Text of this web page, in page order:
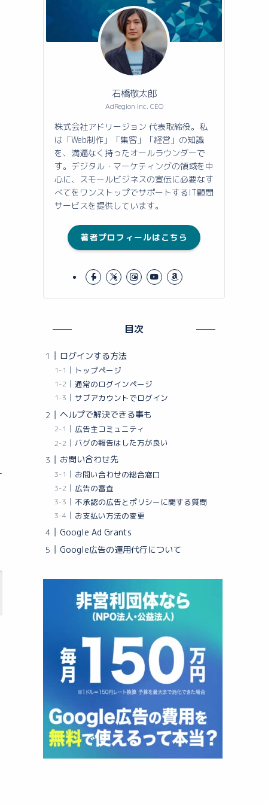
石橋敬太郎
AdRegion Inc. CEO
株式会社アドリージョン 代表取締役。私
は「Web制作」「集客」「経営」の知識
を、満遍なく持ったオールラウンダーで
す。デジタル・マーケティングの領域を中
心に、スモールビジネスの宣伝に必要なす
べてをワンストップでサポートするIT顧問
サービスを提供しています。
著者プロフィールはこちら
目次
ログインする方法
トップページ
通常のログインページ
サブアカウントでログイン
ヘルプで解決できる事も
広告主コミュニティ
バグの報告はした方が良い
お問い合わせ先
お問い合わせの総合窓口
広告の審査
不承認の広告とポリシーに関する質問
お支払い方法の変更
Google Ad Grants
Google広告の運用代行について